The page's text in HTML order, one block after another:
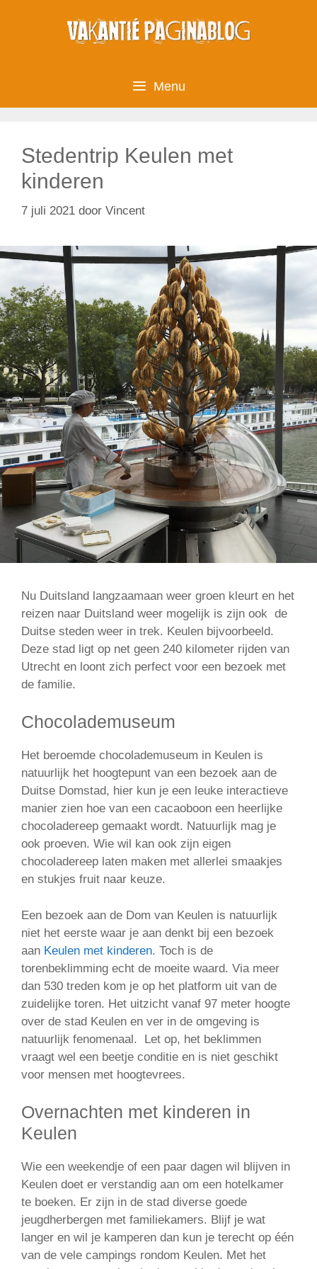
Menu
Stedentrip Keulen met
kinderen
7 juli 2021 door Vincent
Nu Duitsland langzaamaan weer groen kleurt en het
reizen naar Duitsland weer mogelijk is zijn ook de
Duitse steden weer in trek. Keulen bijvoorbeeld.
Deze stad ligt op net geen 240 kilometer rijden van
Utrecht en loont zich perfect voor een bezoek met
de familie.
Chocolademuseum
Het beroemde chocolademuseum in Keulen is
natuurlijk het hoogtepunt van een bezoek aan de
Duitse Domstad, hier kun je een leuke interactieve
manier zien hoe van een cacaoboon een heerlijke
chocoladereep gemaakt wordt. Natuurlijk mag je
ook proeven. Wie wil kan ook zijn eigen
chocoladereep laten maken met allerlei smaakjes
en stukjes fruit naar keuze.
Een bezoek aan de Dom van Keulen is natuurlijk
niet het eerste waar je aan denkt bij een bezoek
aan Keulen met kinderen. Toch is de
torenbeklimming echt de moeite waard. Via meer
dan 530 treden kom je op het platform uit van de
zuidelijke toren. Het uitzicht vanaf 97 meter hoogte
over de stad Keulen en ver in de omgeving is
natuurlijk fenomenaal. Let op, het beklimmen
vraagt wel een beetje conditie en is niet geschikt
voor mensen met hoogtevrees.
Overnachten met kinderen in
Keulen
Wie een weekendje of een paar dagen wil blijven in
Keulen doet er verstandig aan om een hotelkamer
te boeken. Er zijn in de stad diverse goede
jeugdherbergen met familiekamers. Blijf je wat
langer en wil je kamperen dan kun je terecht op één
van de vele campings rondom Keulen. Met het